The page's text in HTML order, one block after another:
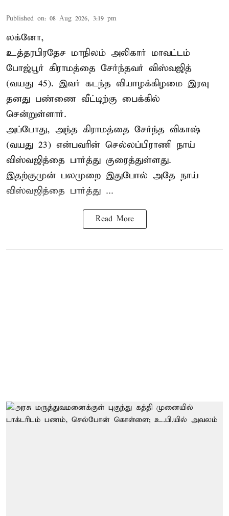
Published on: 08 Aug 2026, 3:19 pm
லக்னோ,
உத்தரபிரதேச மாநிலம் அலிகார் மாவட்டம்
போஜ்பூர் கிராமத்தை சேர்ந்தவர் விஸ்வஜித்
(வயது 45). இவர் கடந்த வியாழக்கிழமை இரவு
தனது பண்ணை வீட்டிற்கு பைக்கில்
சென்றுள்ளார்.
அப்போது, அந்த கிராமத்தை சேர்ந்த விகாஷ்
(வயது 23) என்பவரின் செல்லப்பிராணி நாய்
விஸ்வஜித்தை பார்த்து குரைத்துள்ளது.
இதற்குமுன் பலமுறை இதுபோல் அதே நாய்
விஸ்வஜித்தை பார்த்து ...
Read More